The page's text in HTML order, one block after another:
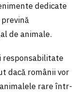
dedicate
de animale.
responsabilitate
dacă românii vor
rare într-